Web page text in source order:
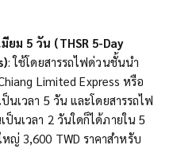
ม 5 วัน (THSR 5-Day
: ใช้โดยสารรถไฟด่วนชั้นนำ
Limited Express หรือ
นเวลา 5 วัน และโดยสารรถไฟ
ป็นเวลา 2 วันใดก็ได้ภายใน 5
ญ่ 3,600 TWD ราคาสำหรับ